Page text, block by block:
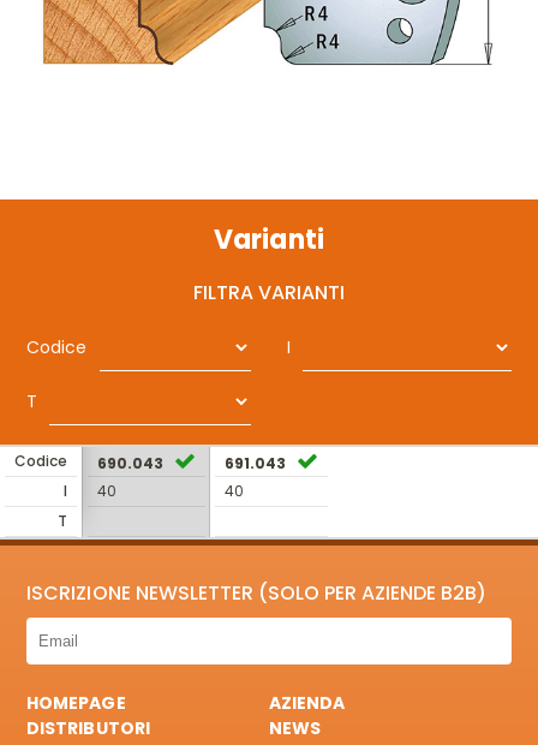
Varianti
FILTRA VARIANTI
Codice I
T
Codice
I
T
690.043
40
691.043
40
ISCRIZIONE NEWSLETTER (SOLO PER AZIENDE B2B)
HOMEPAGE
AZIENDA
DISTRIBUTORI
NEWS